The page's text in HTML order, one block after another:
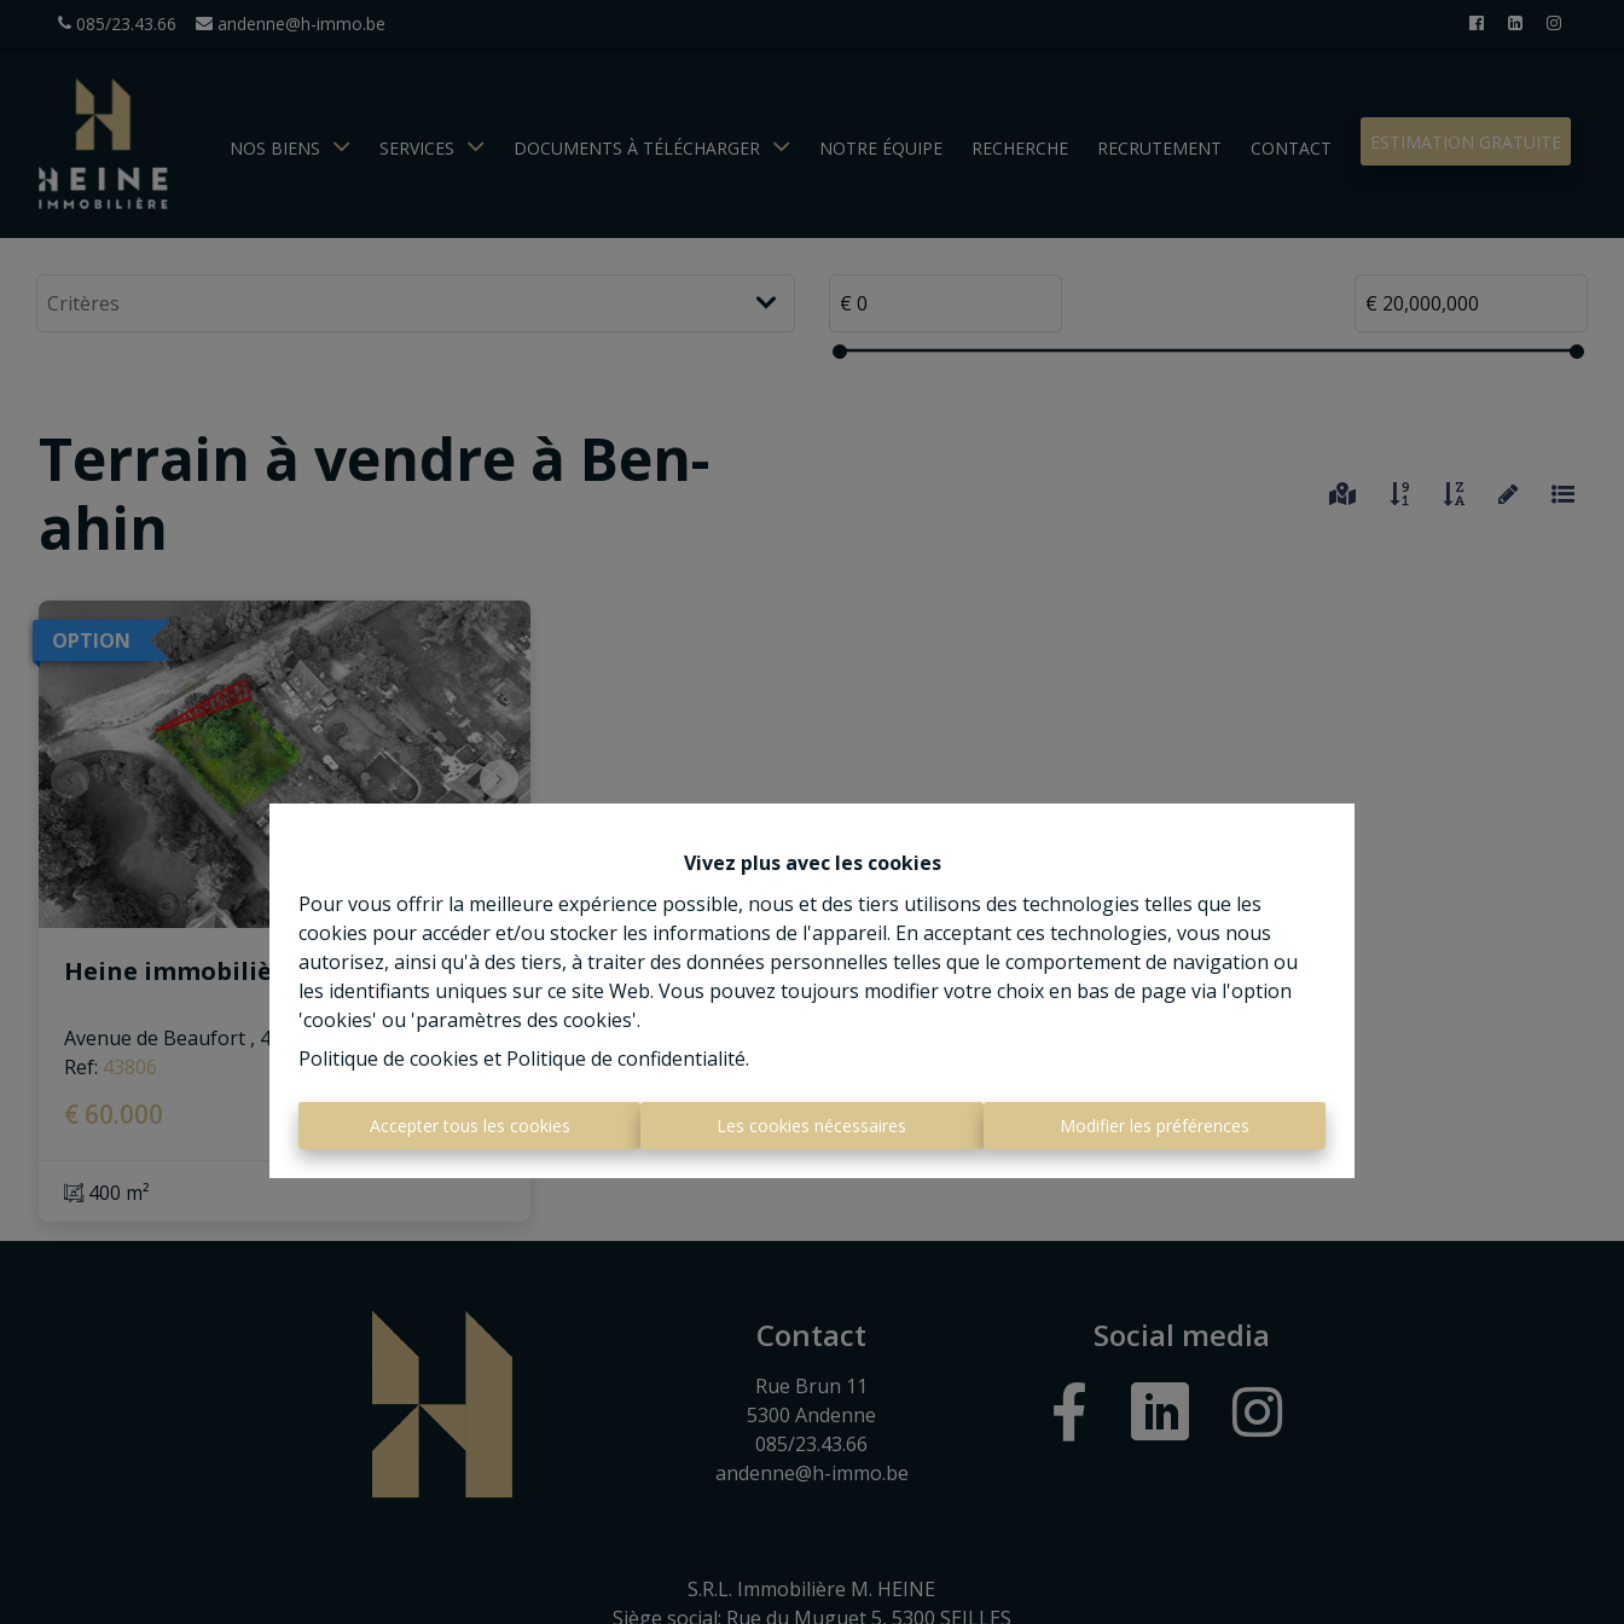
Vivez plus avec les cookies
Pour vous offrir la meilleure expérience possible, nous et des tiers utilisons des technologies telles que les
cookies pour accéder et/ou stocker les informations de l'appareil. En acceptant ces technologies, vous nous
autorisez, ainsi qu'à des tiers, à traiter des données personnelles telles que le comportement de navigation ou
les identifiants uniques sur ce site Web. Vous pouvez toujours modifier votre choix en bas de page via l'option
'cookies' ou 'paramètres des cookies'.
Politique de cookies et Politique de confidentialité.
Accepter tous les cookies Les cookies nécessaires Modifier les préférences
085/23.43.66 andenne@h-immo.be
NOS BIENS SERVICES DOCUMENTS À TÉLÉCHARGER NOTRE ÉQUIPE RECHERCHE RECRUTEMENT CONTACT ESTIMATION GRATUITE
Terrain à vendre à Ben-
ahin
OPTION
Heine immobilière : Terrain à bâtir
Avenue de Beaufort , 4500 Ben-Ahin
Ref: 43806
€ 60.000
400 m²
Contact
Rue Brun 11
5300 Andenne
085/23.43.66
andenne@h-immo.be
Social media
S.R.L. Immobilière M. HEINE
Siège social: Rue du Muguet 5, 5300 SEILLES